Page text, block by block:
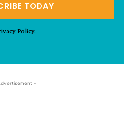
TODAY
Policy.
-